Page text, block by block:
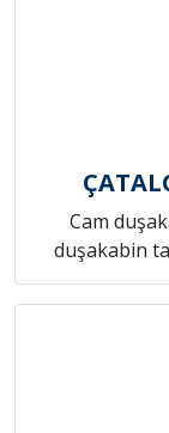
Cam
duşakabin